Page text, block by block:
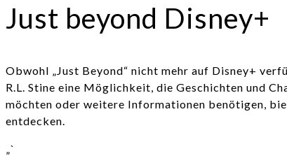
Just beyond Disney+
Obwohl „Just Beyond“ nicht mehr auf Disney+
R.L. Stine eine Möglichkeit, die Geschichten und
möchten oder weitere Informationen benötigen,
entdecken.
„`